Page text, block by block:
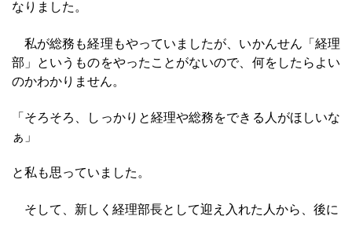
なりました。
私が総務も経理もやっていましたが、いかんせん「経理
部」というものをやったことがないので、何をしたらよい
のかわかりません。
「そろそろ、しっかりと経理や総務をできる人がほしいな
ぁ」
と私も思っていました。
そして、新しく経理部長として迎え入れた人から、後に